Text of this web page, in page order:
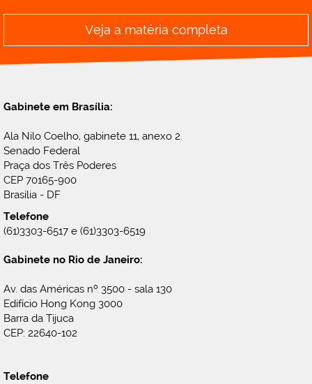
Veja a matéria completa
Gabinete em Brasília:
Ala Nilo Coelho, gabinete 11, anexo 2.
Senado Federal
Praça dos Três Poderes
CEP 70165-900
Brasília - DF
Telefone
(61)3303-6517 e (61)3303-6519
Gabinete no Rio de Janeiro:
Av. das Américas nº 3500 - sala 130
Edifício Hong Kong 3000
Barra da Tijuca
CEP: 22640-102
Telefone